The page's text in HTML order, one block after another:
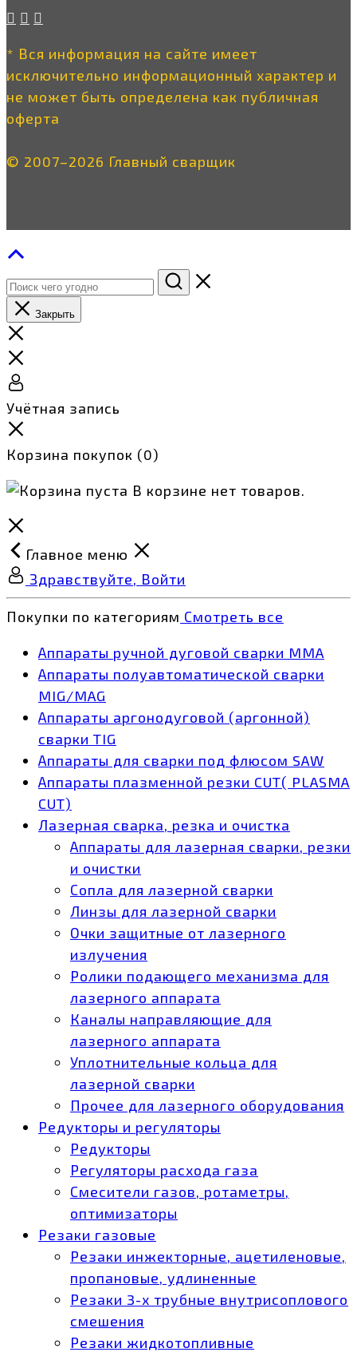
* Вся информация на сайте имеет
исключительно информационный характер и
не может быть определена как публичная
оферта
© 2007–2026 Главный сварщик
Закрыть
Учётная запись
Корзина покупок (0)
В корзине нет товаров.
Главное меню
Здравствуйте, Войти
Покупки по категориям Смотреть все
Аппараты ручной дуговой сварки MMA
Аппараты полуавтоматической сварки
MIG/MAG
Аппараты аргонодуговой (аргонной)
сварки TIG
Аппараты для сварки под флюсом SAW
Аппараты плазменной резки CUT( PLASMA
CUT)
Лазерная сварка, резка и очистка
Аппараты для лазерная сварки, резки
и очистки
Сопла для лазерной сварки
Линзы для лазерной сварки
Очки защитные от лазерного
излучения
Ролики подающего механизма для
лазерного аппарата
Каналы направляющие для
лазерного аппарата
Уплотнительные кольца для
лазерной сварки
Прочее для лазерного оборудования
Редукторы и регуляторы
Редукторы
Регуляторы расхода газа
Смесители газов, ротаметры,
оптимизаторы
Резаки газовые
Резаки инжекторные, ацетиленовые,
пропановые, удлиненные
Резаки 3-х трубные внутрисоплового
смешения
Резаки жидкотопливные